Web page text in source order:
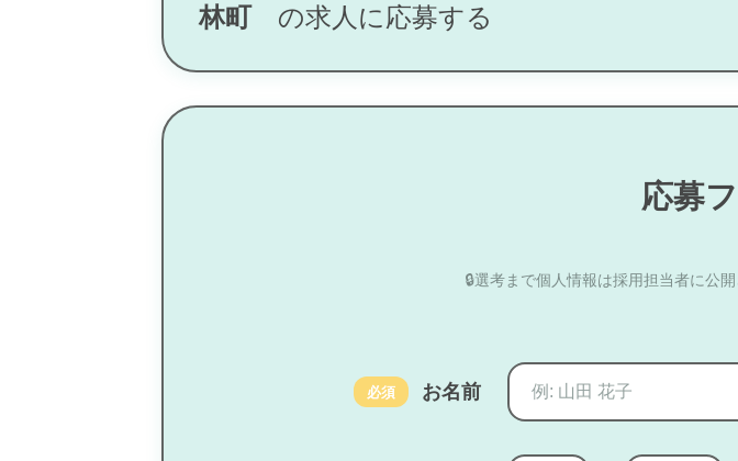
林町の求人に応募する
応募
🔒選考まで個人情報は採用担当者に公
必須 お名前